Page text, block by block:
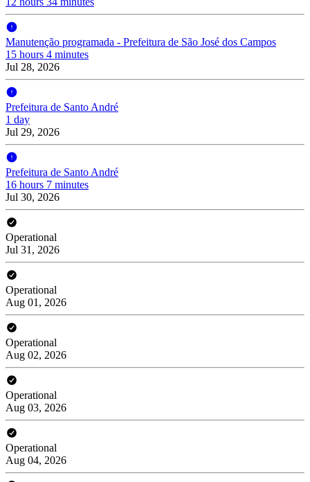
Manutenção programada - Prefeitura de São José dos Campos
15 hours 4 minutes
Jul 28, 2026
Prefeitura de Santo André
1 day
Jul 29, 2026
Prefeitura de Santo André
16 hours 7 minutes
Jul 30, 2026
Operational
Jul 31, 2026
Operational
Aug 01, 2026
Operational
Aug 02, 2026
Operational
Aug 03, 2026
Operational
Aug 04, 2026